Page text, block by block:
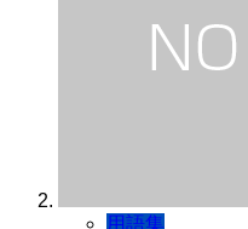
用語集